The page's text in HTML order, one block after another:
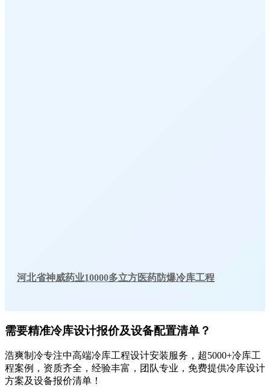
河北省神威药业10000多立方医药防爆冷库工程
需要精准冷库设计报价及设备配置清单？
浩爽制冷专注中高端冷库工程设计安装服务，超5000+冷库工
程案例，资质齐全，经验丰富，团队专业，免费提供冷库设计
方案及设备报价清单！